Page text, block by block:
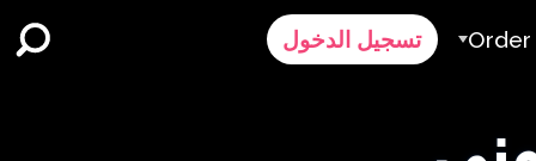
Order تسجيل الدخول